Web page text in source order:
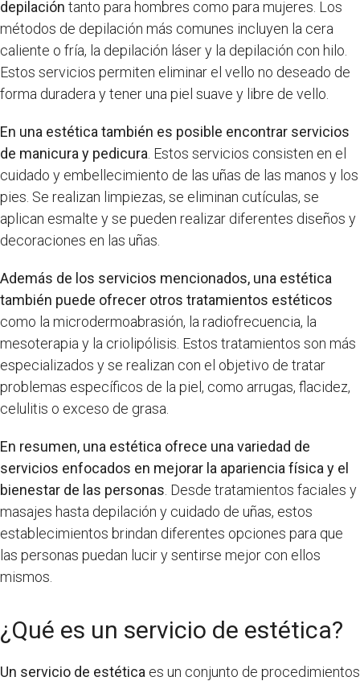
depilación tanto para hombres como para mujeres. Los
métodos de depilación más comunes incluyen la cera
caliente o fría, la depilación láser y la depilación con hilo.
Estos servicios permiten eliminar el vello no deseado de
forma duradera y tener una piel suave y libre de vello.
En una estética también es posible encontrar servicios
de manicura y pedicura . Estos servicios consisten en el
cuidado y embellecimiento de las uñas de las manos y los
pies. Se realizan limpiezas, se eliminan cutículas, se
aplican esmalte y se pueden realizar diferentes diseños y
decoraciones en las uñas.
Además de los servicios mencionados, una estética
también puede ofrecer otros tratamientos estéticos
como la microdermoabrasión, la radiofrecuencia, la
mesoterapia y la criolipólisis. Estos tratamientos son más
especializados y se realizan con el objetivo de tratar
problemas específicos de la piel, como arrugas, flacidez,
celulitis o exceso de grasa.
En resumen, una estética ofrece una variedad de
servicios enfocados en mejorar la apariencia física y el
bienestar de las personas . Desde tratamientos faciales y
masajes hasta depilación y cuidado de uñas, estos
establecimientos brindan diferentes opciones para que
las personas puedan lucir y sentirse mejor con ellos
mismos.
¿Qué es un servicio de estética?
Un servicio de estética es un conjunto de procedimientos